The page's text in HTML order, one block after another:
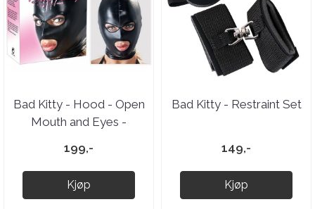
Bad Kitty - Hood - Open
Mouth and Eyes -
199,-
Kjøp
Bad Kitty - Restraint Set
149,-
Kjøp